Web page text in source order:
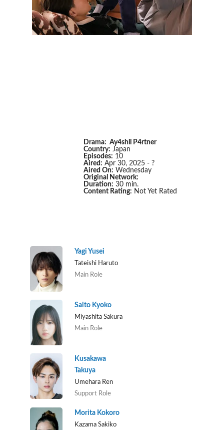
Drama: Ay4shll P4rtner
Country: Japan
Episodes: 10
Aired: Apr 30, 2025 - ?
Aired On: Wednesday
Original Network:
Duration: 30 min.
Content Rating: Not Yet Rated
Yagi Yusei
Tateishi Haruto
Main Role
Saito Kyoko
Miyashita Sakura
Main Role
Kusakawa
Takuya
Umehara Ren
Support Role
Morita Kokoro
Kazama Sakiko